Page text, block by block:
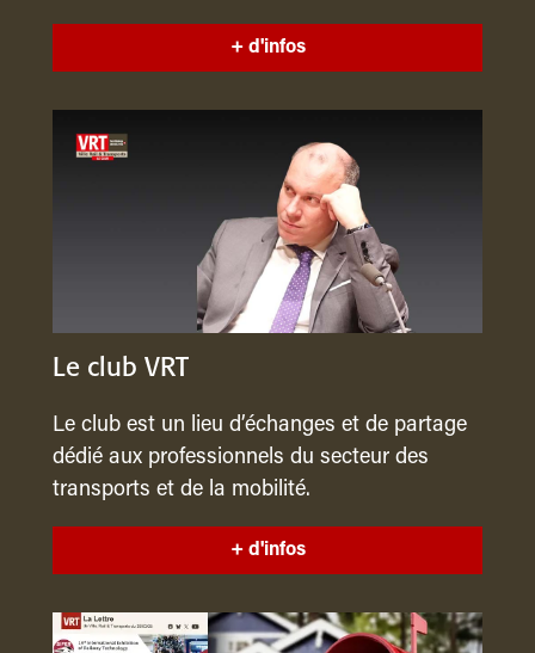
+ d'infos
Le club VRT
Le club est un lieu d’échanges et de partage
dédié aux professionnels du secteur des
transports et de la mobilité.
+ d'infos